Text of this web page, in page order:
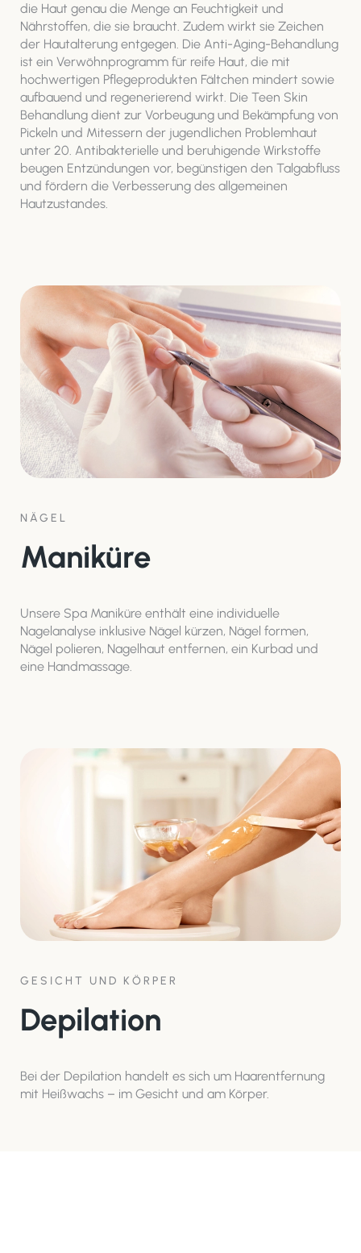
die Haut genau die Menge an Feuchtigkeit und
Nährstoffen, die sie braucht. Zudem wirkt sie Zeichen
der Hautalterung entgegen. Die Anti-Aging-Behandlung
ist ein Verwöhnprogramm für reife Haut, die mit
hochwertigen Pflegeprodukten Fältchen mindert sowie
aufbauend und regenerierend wirkt. Die Teen Skin
Behandlung dient zur Vorbeugung und Bekämpfung von
Pickeln und Mitessern der jugendlichen Problemhaut
unter 20. Antibakterielle und beruhigende Wirkstoffe
beugen Entzündungen vor, begünstigen den Talgabfluss
und fördern die Verbesserung des allgemeinen
Hautzustandes.
NÄGEL
Maniküre
Unsere Spa Maniküre enthält eine individuelle
Nagelanalyse inklusive Nägel kürzen, Nägel formen,
Nägel polieren, Nagelhaut entfernen, ein Kurbad und
eine Handmassage.
GESICHT UND KÖRPER
Depilation
Bei der Depilation handelt es sich um Haarentfernung
mit Heißwachs – im Gesicht und am Körper.